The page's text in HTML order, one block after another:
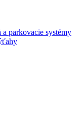
parkovacie systémy